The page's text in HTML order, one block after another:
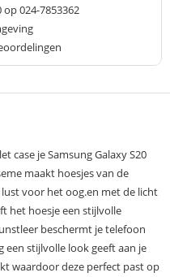
024-7853362
case je Samsung Galaxy S20
maakt hoesjes van de
voor het oog.en met de licht
het hoesje een stijlvolle
beschermt je telefoon
stijlvolle look geeft aan je
waardoor deze perfect past op